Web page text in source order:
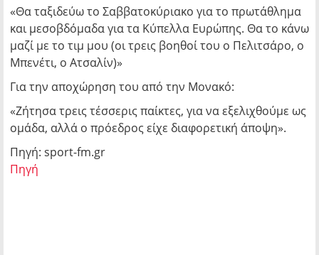
«Θα ταξιδεύω το Σαββατοκύριακο για το πρωτάθλημα
και μεσοβδόμαδα για τα Κύπελλα Ευρώπης. Θα το κάνω
μαζί με το τιμ μου (οι τρεις βοηθοί του ο Πελιτσάρο, ο
Μπενέτι, ο Ατσαλίν)»
Για την αποχώρηση του από την Μονακό:
«Ζήτησα τρεις τέσσερις παίκτες, για να εξελιχθούμε ως
ομάδα, αλλά ο πρόεδρος είχε διαφορετική άποψη».
Πηγή: sport-fm.gr
Πηγή